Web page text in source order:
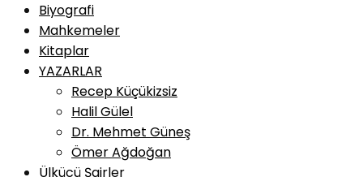
Biyografi
Mahkemeler
Kitaplar
YAZARLAR
Recep Küçükizsiz
Halil Gülel
Dr. Mehmet Güneş
Ömer Ağdoğan
Ülkücü Şairler